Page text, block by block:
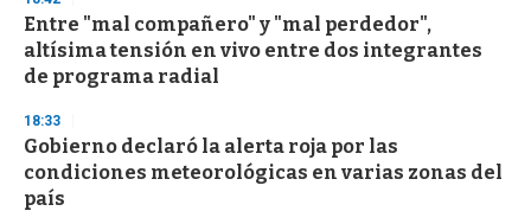
Entre "mal compañero" y "mal perdedor",
altísima tensión en vivo entre dos integrantes
de programa radial
18:33
Gobierno declaró la alerta roja por las
condiciones meteorológicas en varias zonas del
país